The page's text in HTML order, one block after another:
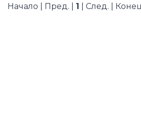
Начало | Пред. | 1 | След. |